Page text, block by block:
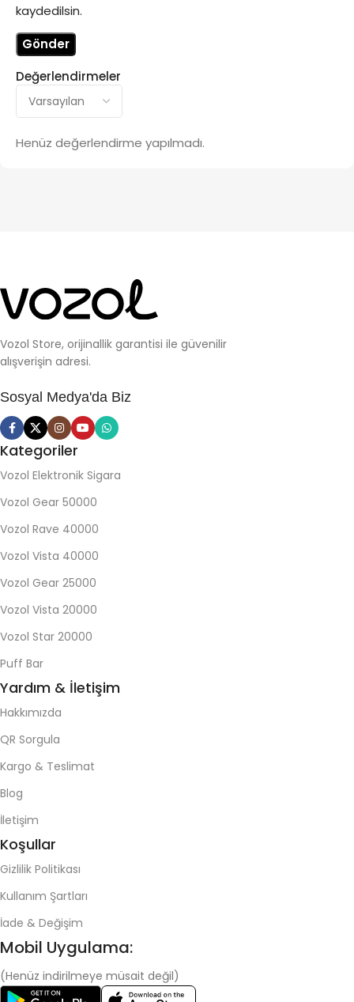
Değerlendirmeler
Henüz değerlendirme yapılmadı.
kaydedilsin.
Vozol Store, orijinallik garantisi ile güvenilir
alışverişin adresi.
Sosyal Medya'da Biz
Kategoriler
Vozol Elektronik Sigara
Vozol Gear 50000
Vozol Rave 40000
Vozol Vista 40000
Vozol Gear 25000
Vozol Vista 20000
Vozol Star 20000
Puff Bar
Yardım & İletişim
Hakkımızda
QR Sorgula
Kargo & Teslimat
Blog
İletişim
Koşullar
Gizlilik Politikası
Kullanım Şartları
İade & Değişim
Mobil Uygulama:
(Henüz indirilmeye müsait değil)